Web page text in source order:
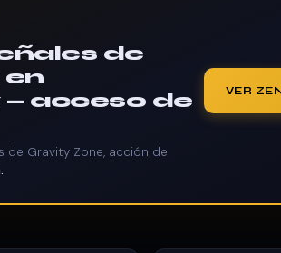
de
en
acceso de
de Gravity Zone, acción de
VER